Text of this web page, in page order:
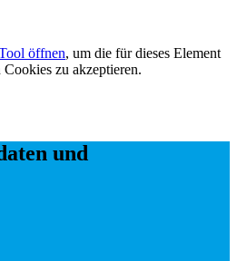
öffnen, um die für dieses Element
zu akzeptieren.
und